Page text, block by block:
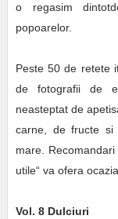
o regasim
popoarelor.
Peste 50 de retete
de fotografii de
neasteptat de
carne, de fructe
mare.
utile“ va ofera
Vol. 8 Dulciuri